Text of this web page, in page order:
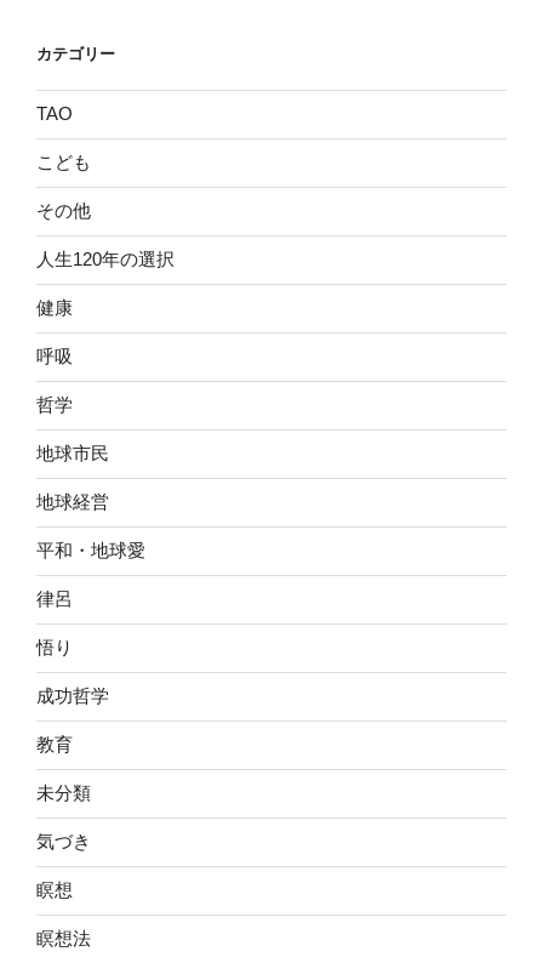
カテゴリー
TAO
こども
その他
人生120年の選択
健康
呼吸
哲学
地球市民
地球経営
平和・地球愛
律呂
悟り
成功哲学
教育
未分類
気づき
瞑想
瞑想法